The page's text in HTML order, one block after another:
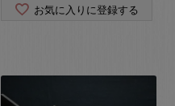
お気に入りに登録する